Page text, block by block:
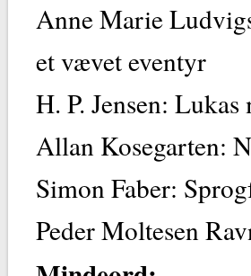
Anne Marie
et vævet eventyr
H. P. Jensen:
Allan Kosegarten:
Simon Faber:
Peder Moltesen